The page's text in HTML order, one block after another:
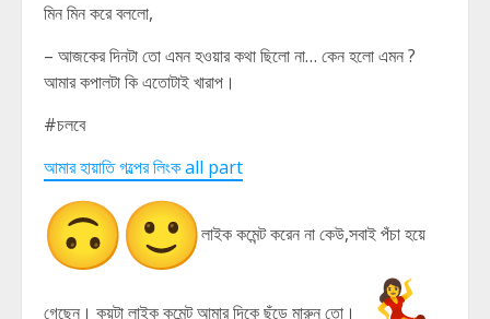
মিন মিন করে বললো,
– আজকের দিনটা তো এমন হওয়ার কথা ছিলো না… কেন হলো এমন ?
আমার কপালটা কি এতোটাই খারাপ।
#চলবে
আমার হায়াতি গল্পের লিংক all part
লাইক কমেন্ট করেন না কেউ,সবাই পঁচা হয়ে
গেছেন। কয়টা লাইক কমেন্ট আমার দিকে ছুঁড়ে মারুন তো।